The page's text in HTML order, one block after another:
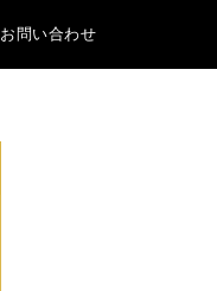
お問い合わせ